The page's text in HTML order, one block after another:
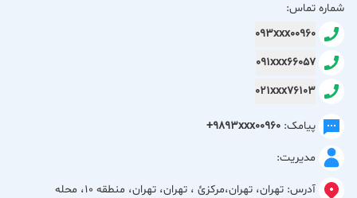
باشد و هم ماندگار.
در ارمغان، اصالت کالا و رضایت شما در اولویت است.
ارمغان؛ کیفیتی که دیده می‌شود، اصالتی که حس می‌شود.
شماره تماس:
093xxx00960
091xxx66057
021xxx76103
پیامک: +9893xxx00960
مدیریت:
آدرس:
تهران، تهران،مركزئ ، تهران، تهران، منطقه 10، محله